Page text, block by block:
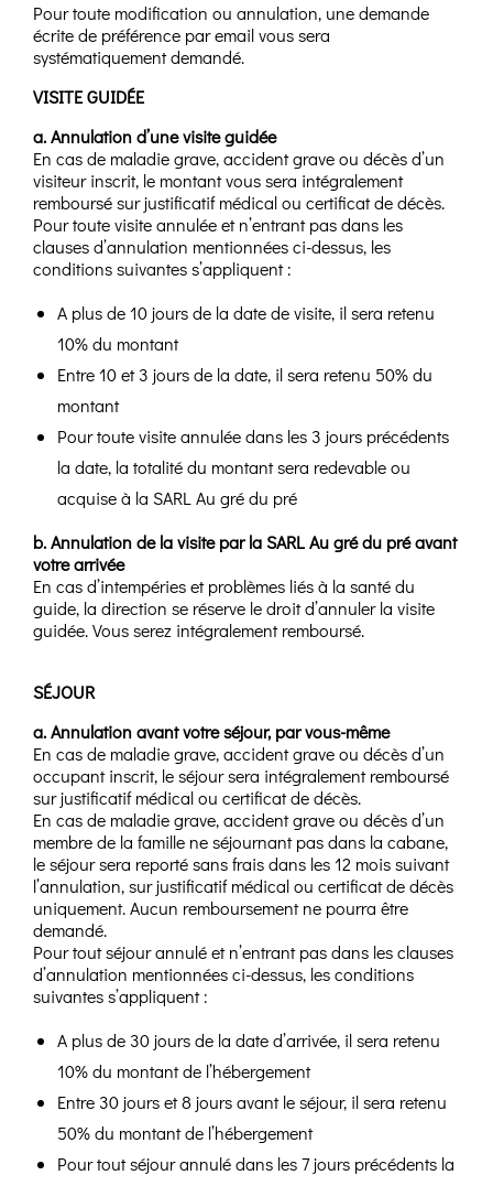
Pour toute modification ou annulation, une demande
écrite de préférence par email vous sera
systématiquement demandé.
VISITE GUIDÉE
a. Annulation d’une visite guidée
En cas de maladie grave, accident grave ou décès d’un
visiteur inscrit, le montant vous sera intégralement
remboursé sur justificatif médical ou certificat de décès.
Pour toute visite annulée et n’entrant pas dans les
clauses d’annulation mentionnées ci-dessus, les
conditions suivantes s’appliquent :
A plus de 10 jours de la date de visite, il sera retenu
10% du montant
Entre 10 et 3 jours de la date, il sera retenu 50% du
montant
Pour toute visite annulée dans les 3 jours précédents
la date, la totalité du montant sera redevable ou
acquise à la SARL Au gré du pré
b. Annulation de la visite par la SARL Au gré du pré avant
votre arrivée
En cas d’intempéries et problèmes liés à la santé du
guide, la direction se réserve le droit d’annuler la visite
guidée. Vous serez intégralement remboursé.
SÉJOUR
a. Annulation avant votre séjour, par vous-même
En cas de maladie grave, accident grave ou décès d’un
occupant inscrit, le séjour sera intégralement remboursé
sur justificatif médical ou certificat de décès.
En cas de maladie grave, accident grave ou décès d’un
membre de la famille ne séjournant pas dans la cabane,
le séjour sera reporté sans frais dans les 12 mois suivant
l’annulation, sur justificatif médical ou certificat de décès
uniquement. Aucun remboursement ne pourra être
demandé.
Pour tout séjour annulé et n’entrant pas dans les clauses
d’annulation mentionnées ci-dessus, les conditions
suivantes s’appliquent :
A plus de 30 jours de la date d’arrivée, il sera retenu
10% du montant de l’hébergement
Entre 30 jours et 8 jours avant le séjour, il sera retenu
50% du montant de l’hébergement
Pour tout séjour annulé dans les 7 jours précédents la